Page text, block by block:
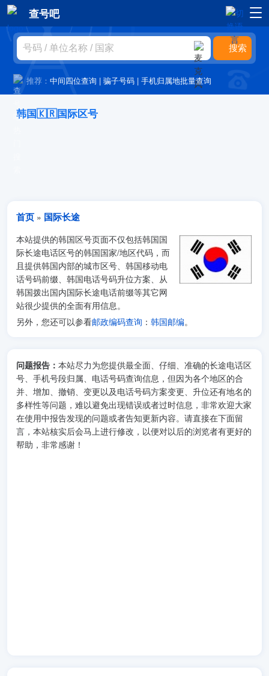
查号吧
推荐：中间四位查询 |骗子号码 |手机归属地批量查询
韩国🇰🇷国际区号
首页 » 国际长途
本站提供的韩国区号页面不仅包括韩国国
际长途电话区号的韩国国家/地区代码，而
且提供韩国内部的城市区号、韩国移动电
话号码前缀、韩国电话号码升位方案、从
韩国拨出国内国际长途电话前缀等其它网
站很少提供的全面有用信息。
另外，您还可以参看邮政编码查询 ： 韩国邮编。
问题报告： 本站尽力为您提供最全面、仔细、准确的长途电话区
号、手机号段归属、电话号码查询信息，但因为各个地区的合
并、增加、撤销、变更以及电话号码方案变更、升位还有地名的
多样性等问题，难以避免出现错误或者过时信息，非常欢迎大家
在使用中报告发现的问题或者告知更新内容。请直接在下面留
言，本站核实后会马上进行修改，以便对以后的浏览者有更好的
帮助，非常感谢！